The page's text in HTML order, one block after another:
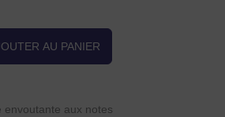
AU PANIER
envoutante aux notes